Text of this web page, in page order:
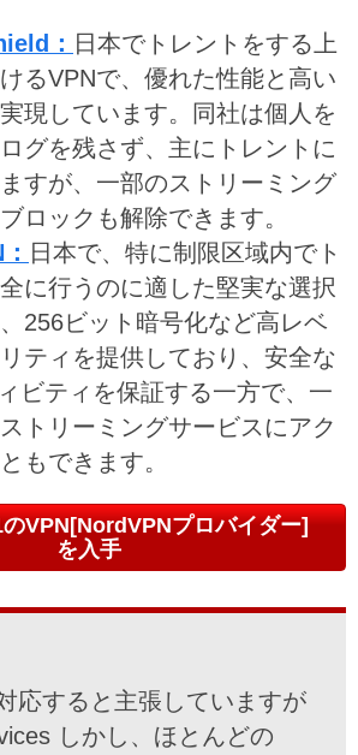
： 日本でトレントをする上
るVPNで、優れた性能と高い
現しています。同社は個人を
グを残さず、主にトレントに
すが、一部のストリーミング
ロックも解除できます。
日本で、特に制限区域内でト
に行うのに適した堅実な選択
256ビット暗号化など高レベ
ティを提供しており、安全な
ビティを保証する一方で、一
トリーミングサービスにアク
もできます。
VPN[NordVPNプロバイダー]
を入手
応すると主張していますが
しかし、ほとんどの